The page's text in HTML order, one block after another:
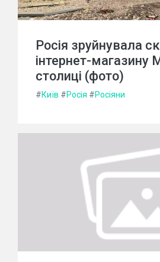
Росія зруйнувала
інтернет-магазину
столиці (фото)
#Київ #Росія #Росіяни